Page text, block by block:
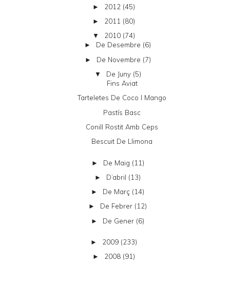
► 2012 (45)
► 2011 (80)
▼ 2010 (74)
► De Desembre (6)
► De Novembre (7)
▼ De Juny (5)
Fins Aviat
Tarteletes De Coco I Mango
Pastís Basc
Conill Rostit Amb Ceps
Bescuit De Llimona
► De Maig (11)
► D’abril (13)
► De Març (14)
► De Febrer (12)
► De Gener (6)
► 2009 (233)
► 2008 (91)